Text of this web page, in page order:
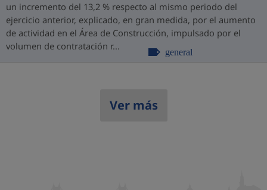
un incremento del 13,2 % respecto al mismo periodo del
ejercicio anterior, explicado, en gran medida, por el aumento
de actividad en el Área de Construcción, impulsado por el
volumen de contratación r...
general
Ver más